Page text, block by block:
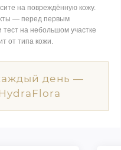
на повреждённую кожу.
— перед первым
на небольшом участке
от типа кожи.
день —